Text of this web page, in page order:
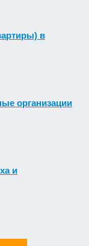
в
организации
и